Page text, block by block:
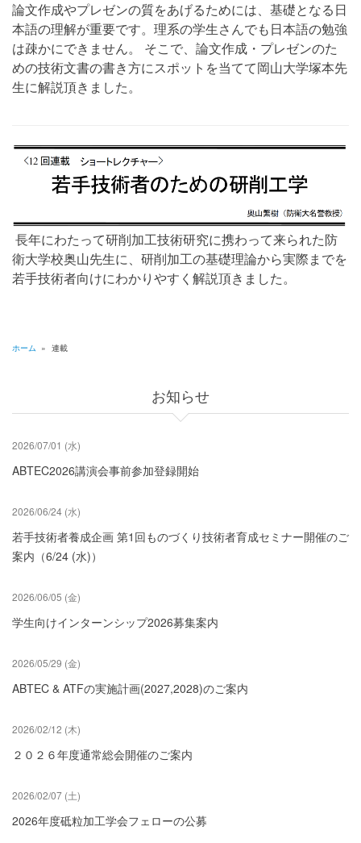
論文作成やプレゼンの質をあげるためには、基礎となる日
本語の理解が重要です。理系の学生さんでも日本語の勉強
は疎かにできません。 そこで、論文作成・プレゼンのた
めの技術文書の書き方にスポットを当てて岡山大学塚本先
生に解説頂きました。
長年にわたって研削加工技術研究に携わって来られた防
衛大学校奥山先生に、研削加工の基礎理論から実際までを
若手技術者向けにわかりやすく解説頂きました。
ず
ホーム » 連載
お知らせ
2026/07/01 (水)
ABTEC2026講演会事前参加登録開始
2026/06/24 (水)
若手技術者養成企画 第1回ものづくり技術者育成セミナー開催のご
案内（6/24 (水)）
2026/06/05 (金)
学生向けインターンシップ2026募集案内
2026/05/29 (金)
ABTEC & ATFの実施計画(2027,2028)のご案内
2026/02/12 (木)
２０２６年度通常総会開催のご案内
2026/02/07 (土)
2026年度砥粒加工学会フェローの公募